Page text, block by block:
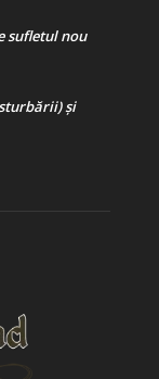
sufletul nou
şi